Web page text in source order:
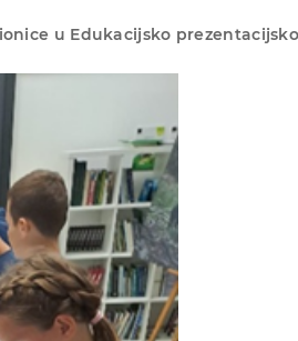
u Edukacijsko